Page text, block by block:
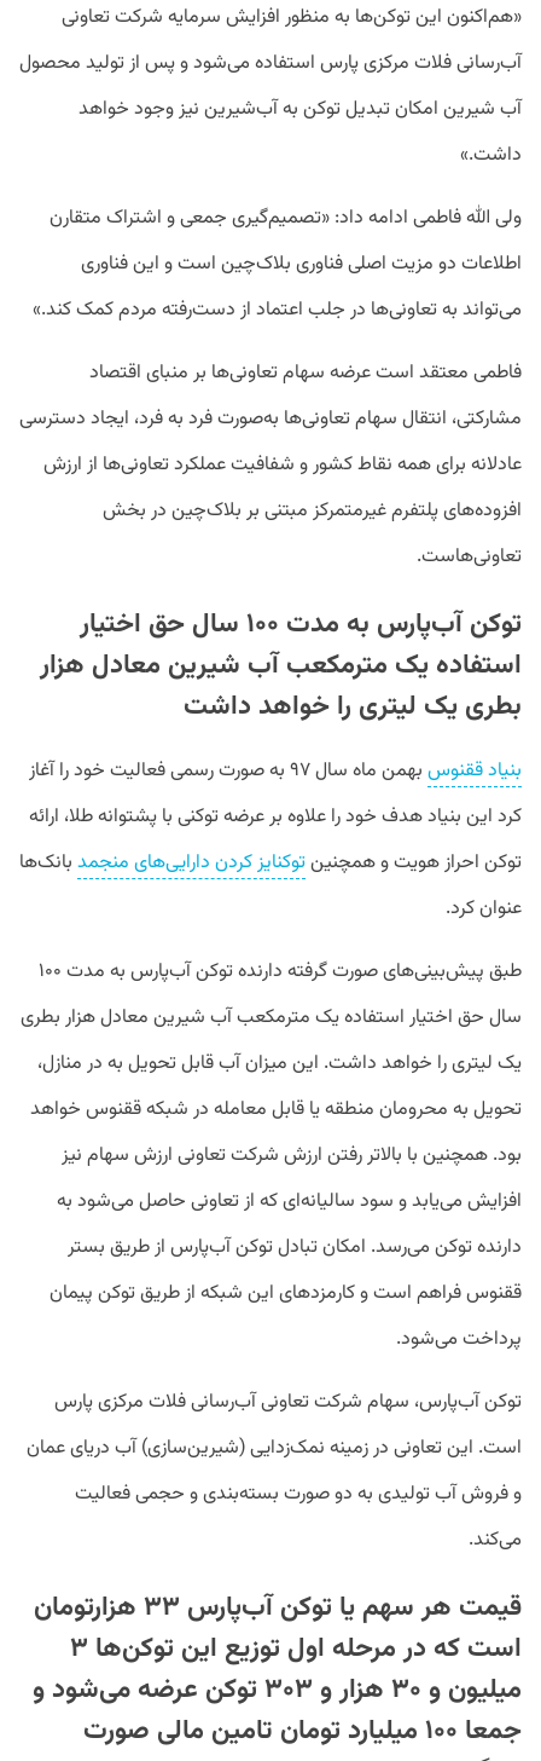
«هم‌اکنون این توکن‌ها به منظور افزایش سرمایه شرکت تعاونی
آب‌رسانی فلات مرکزی پارس استفاده می‌شود و پس از تولید محصول
آب شیرین امکان تبدیل توکن به آب‌شیرین نیز وجود خواهد
داشت.»
ولی‌ الله فاطمی ادامه داد: «تصمیم‌گیری جمعی و اشتراک متقارن
اطلاعات دو مزیت اصلی فناوری بلاک‌چین است و این فناوری
می‌تواند به تعاونی‌ها در جلب اعتماد از دست‌رفته مردم کمک کند.»
فاطمی معتقد است عرضه سهام تعاونی‌ها بر منبای اقتصاد
مشارکتی، انتقال سهام تعاونی‌ها به‌صورت فرد به فرد، ایجاد دسترسی
عادلانه برای همه نقاط کشور و شفافیت عملکرد تعاونی‌ها از ارزش
افزوده‌های پلتفرم غیرمتمرکز مبتنی بر بلاک‌چین در بخش
تعاونی‌هاست.
توکن آب‌پارس به مدت ۱۰۰ سال حق اختیار
استفاده یک مترمکعب آب شیرین معادل هزار
بطری یک لیتری را خواهد داشت
بنیاد ققنوس
بهمن ماه سال ۹۷ به صورت رسمی فعالیت خود را آغاز
کرد این بنیاد هدف خود را علاوه بر عرضه توکنی با پشتوانه طلا، ارائه
توکن احراز هویت و همچنینتوکنایز کردن دارایی‌های منجمد بانک‌ها
عنوان کرد.
طبق پیش‌بینی‌های صورت گرفته دارنده توکن آب‌پارس به مدت ۱۰۰
سال حق اختیار استفاده یک مترمکعب آب شیرین معادل هزار بطری
یک لیتری را خواهد داشت. این میزان آب قابل تحویل به در منازل،
تحویل به محرومان منطقه یا قابل معامله در شبکه ققنوس خواهد
بود. همچنین با بالاتر رفتن ارزش شرکت تعاونی ارزش سهام نیز
افزایش می‌یابد و سود سالیانه‌ای که از تعاونی حاصل می‌شود به
دارنده توکن می‌رسد. امکان تبادل توکن آب‌پارس از طریق بستر
ققنوس فراهم است و کارمزدهای این شبکه از طریق توکن پیمان
پرداخت می‌شود.
توکن آب‌پارس، سهام شرکت تعاونی آب‌رسانی فلات مرکزی پارس
است. این تعاونی در زمینه نمک‌زدایی (شیرین‌سازی) آب دریای عمان
و فروش آب تولیدی به‌ دو صورت بسته‌بندی و حجمی فعالیت
می‌کند.
قیمت هر سهم یا توکن آب‌پارس ۳۳ هزارتومان
است که در مرحله اول توزیع این توکن‌ها ۳
میلیون و ۳۰ هزار و ۳۰۳ توکن عرضه می‌شود و
جمعا ۱۰۰ میلیارد تومان تامین مالی صورت